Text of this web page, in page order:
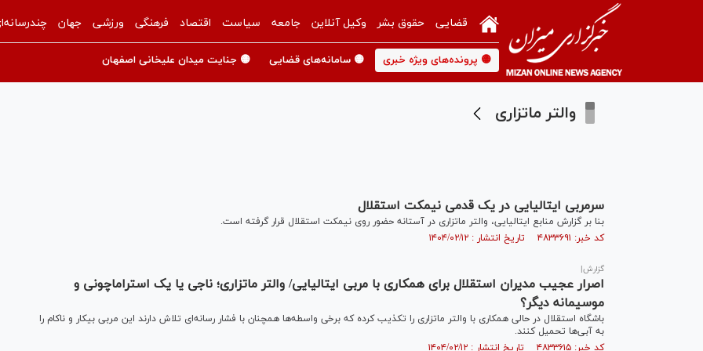
قضایی حقوق بشر وکیل آنلاین جامعه سیاست اقتصاد فرهنگی ورزشی جهان
🟡 پرونده‌های ویژه خبری 🟡 سامانه‌های قضایی 🟡 جنایت میدان علیخانی اصفهان
والتر ماتزاری
سرمربی ایتالیایی در یک قدمی نیمکت استقلال
بنا بر گزارش منابع ایتالیایی، والتر ماتزاری در آستانه حضور‌ روی‌ نیمکت استقلال قرار گرفته است.
کد خبر: ۴۸۳۳۶۹۱ تاریخ انتشار : ۱۴۰۴/۰۲/۱۲
گزارش|
اصرار عجیب مدیران استقلال برای همکاری با مربی ایتالیایی/ والتر ماتزاری؛ ناجی یا یک استراماچونی و
موسیمانه دیگر؟
باشگاه استقلال در حالی همکاری با والتر ماتزاری را تکذیب کرده که برخی واسطه‌ها همچنان با فشار رسانه‌ای تلاش دارند این مربی بیکار و ناکام را
به آبی‌ها تحمیل کنند.
کد خبر: ۴۸۳۳۶۱۵ تاریخ انتشار : ۱۴۰۴/۰۲/۱۲